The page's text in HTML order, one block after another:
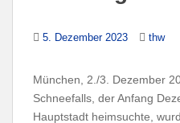
5. Dezember 2023 thw
München, 2./3. Dezember
Schneefalls, der Anfang
Hauptstadt heimsuchte,